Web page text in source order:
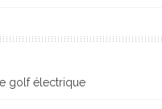
golf électrique